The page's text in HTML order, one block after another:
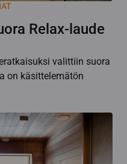
Relax-laude
valittiin suora
on käsittelemätön